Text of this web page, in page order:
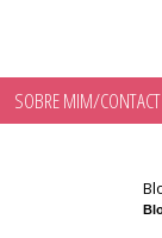
SOBRE MIM/